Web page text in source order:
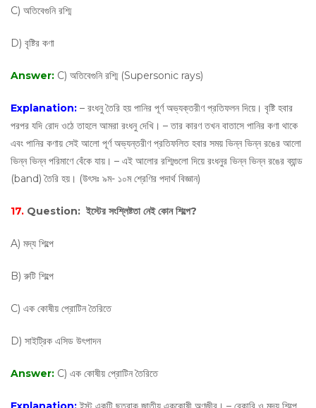
C) অতিবেগুনি রশ্মি
D) বৃষ্টির কণা
Answer: C) অতিবেগুনি রশ্মি (Supersonic rays)
Explanation: – রংধনু তৈরি হয় পানির পূর্ণ অভ্যক্তরীণ প্রতিফলন দিয়ে। বৃষ্টি হবার
পরপর যদি রােদ ওঠে তাহলে আমরা রংধনু দেখি। – তার কারণ তখন বাতাসে পানির কণা থাকে
এবং পানির কণায় সেই আলাে পূর্ণ অভ্যন্তরীণ প্রতিফলিত হবার সময় ভিন্ন ভিন্ন রঙের আলাে
ভিন্ন ভিন্ন পরিমাণে বেঁকে যায়। – এই আলাের রশ্মিগুলাে দিয়ে রংধনুর ভিন্ন ভিন্ন রঙের ব্যান্ড
(band) তৈরি হয়। (উৎসঃ ৯ম- ১০ম শ্রেণির পদার্থ বিজ্ঞান)
17. Question: ইস্টের সংশ্লিষ্টতা নেই কোন শিল্পে?
A) মদ্য শিল্পে
B) রুটি শিল্পে
C) এক কোষীয় প্রোটিন তৈরিতে
D) সাইট্রিক এসিড উৎপাদন
Answer: C) এক কোষীয় প্রোটিন তৈরিতে